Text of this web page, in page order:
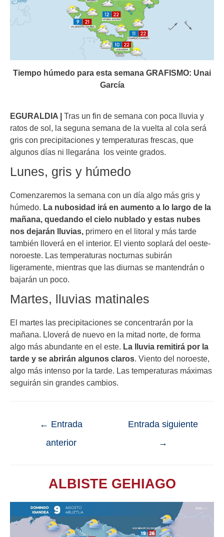
Tiempo húmedo para esta semana GRAFISMO: Unai
García
EGURALDIA | Tras un fin de semana con poca lluvia y
ratos de sol, la seguna semana de la vuelta al cola será
gris con precipitaciones y temperaturas frescas, que
algunos días ni llegarána los veinte grados.
Lunes, gris y húmedo
Comenzaremos la semana con un día algo más gris y
húmedo. La nubosidad irá en aumento a lo largo de la
mañana, quedando el cielo nublado y estas nubes
nos dejarán lluvias, primero en el litoral y más tarde
también lloverá en el interior. El viento soplará del oeste-
noroeste. Las temperaturas nocturnas subirán
ligeramente, mientras que las diurnas se mantendrán o
bajarán un poco.
Martes, lluvias matinales
El martes las precipitaciones se concentrarán por la
mañana. Lloverá de nuevo en la mitad norte, de forma
algo más abundante en el este. La lluvia remitirá por la
tarde y se abrirán algunos claros. Viento del noroeste,
algo más intenso por la tarde. Las temperaturas máximas
seguirán sin grandes cambios.
← Entrada
anterior
Entrada siguiente
→
ALBISTE GEHIAGO